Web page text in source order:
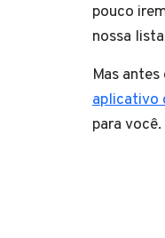
pouco
nossa
Mas
aplicativo
para você.